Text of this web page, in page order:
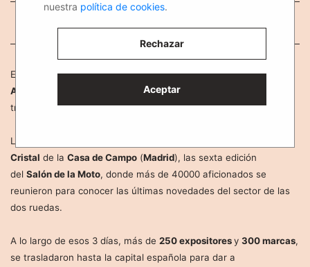
El último fin de semana de marzo, nuestras chicas deSiglo XXI
Azafatas
se pusieron el casco y su chaqueta motera para
trabajar enMotoMadrid, elSalón comercial de la Motocicleta
Los días 24, 25 y 26 de marzo se celebró en el
Cristal de la Casa de Campo (Madrid), las sexta edición
del Salón de la Moto, donde más de 40000 aficionados se
reunieron para conocer las últimas novedades del sector de las
dos ruedas.
A lo largo de esos 3 días, más de 250 expositoresy 300 marcas,
se trasladaron hasta la capital española para dar a
nuestra política de cookies.
Rechazar
Aceptar